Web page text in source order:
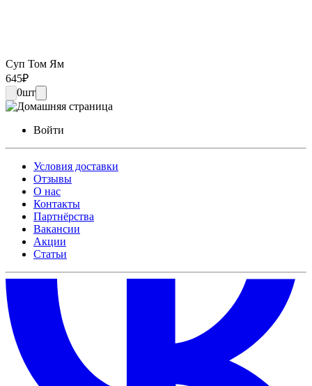
Суп Том Ям
645₽
0шт
Войти
Условия доставки
Отзывы
О нас
Контакты
Партнёрства
Вакансии
Акции
Статьи